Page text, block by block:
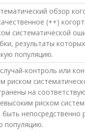
обзор
(++)
систематической
результаты
популяцию.
контроль или
риском
на
риском
непосредственно
популяцию.